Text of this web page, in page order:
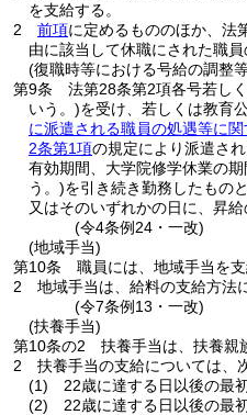
を支給する。
2
前項に定めるもののほか、法
由に該当して休職にされた職員
(復職時等における号給の調整
第9条
法第28条第2項各号若し
いう。)を受け、若しくは教育
に派遣される職員の処遇等に関
2条第1項の規定により派遣さ
有効期間、大学院修学休業の
う。)を引き続き勤務したもの
又はそのいずれかの日に、昇
(令4条例24・一改)
(地域手当)
第10条
職員には、地域手当を
2
地域手当は、給料の支給方法
(令7条例13・一改)
(扶養手当)
第10条の2
扶養手当は、扶養親
2
扶養手当の支給については、
(1)
22歳に達する日以後の最
(2)
22歳に達する日以後の最